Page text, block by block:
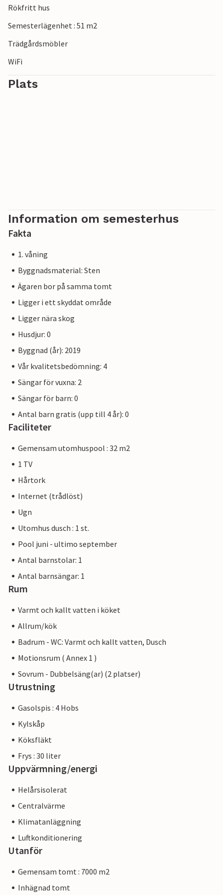
Rökfritt hus
Semesterlägenhet : 51 m2
Trädgårdsmöbler
WiFi
Plats
Information om semesterhus
Fakta
1. våning
Byggnadsmaterial: Sten
Ägaren bor på samma tomt
Ligger i ett skyddat område
Ligger nära skog
Husdjur: 0
Byggnad (år): 2019
Vår kvalitetsbedömning: 4
Sängar för vuxna: 2
Sängar för barn: 0
Antal barn gratis (upp till 4 år): 0
Faciliteter
Gemensam utomhuspool : 32 m2
1 TV
Hårtork
Internet (trådlöst)
Ugn
Utomhus dusch : 1 st.
Pool juni - ultimo september
Antal barnstolar: 1
Antal barnsängar: 1
Rum
Varmt och kallt vatten i köket
Allrum/kök
Badrum - WC: Varmt och kallt vatten, Dusch
Motionsrum ( Annex 1 )
Sovrum - Dubbelsäng(ar) (2 platser)
Utrustning
Gasolspis : 4 Hobs
Kylskåp
Köksfläkt
Frys : 30 liter
Uppvärmning/energi
Helårsisolerat
Centralvärme
Klimatanläggning
Luftkonditionering
Utanför
Gemensam tomt : 7000 m2
Inhägnad tomt